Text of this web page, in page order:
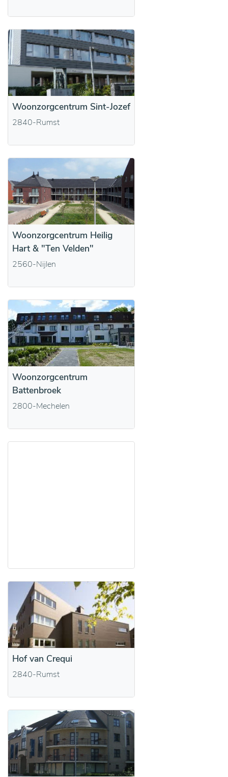
Woonzorgcentrum Sint-Jozef
2840-Rumst
Woonzorgcentrum Heilig
Hart & "Ten Velden"
2560-Nijlen
Woonzorgcentrum
Battenbroek
2800-Mechelen
Hof van Crequi
2840-Rumst